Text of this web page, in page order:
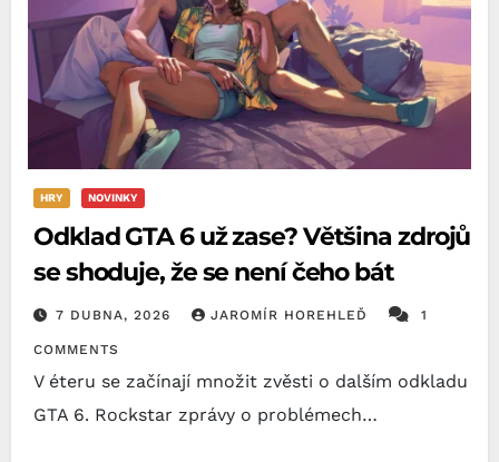
HRY NOVINKY
Odklad GTA 6 už zase? Většina zdrojů
se shoduje, že se není čeho bát
7 DUBNA, 2026 JAROMÍR HOREHLEĎ 1
COMMENTS
V éteru se začínají množit zvěsti o dalším odkladu
GTA 6. Rockstar zprávy o problémech…